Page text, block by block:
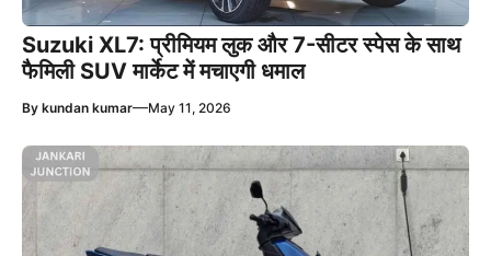
Suzuki XL7: प्रीमियम लुक और 7-सीटर स्पेस के साथ
फैमिली SUV मार्केट में मचाएगी धमाल
By kundan kumar—May 11, 2026